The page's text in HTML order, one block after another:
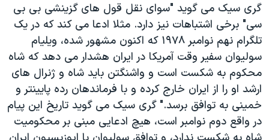
گری سیک می گوید "سوای نقل قول های گزینشی بی بی
سی" برخی اشتباهات نیز دارد. مثلا ادعا می کند که در یک
تلگرام نهم نوامبر ۱۹۷۸ که اکنون مشهور شده، ویلیام
سولیوان سفیر وقت آمریکا در ایران هشدار می دهد که شاه
محکوم به شکست است و واشنگتن باید شاه و ژنرال های
ارشد او را از ایران خارج کرده و با فرماندهان رده پایینتر و
خمینی به توافق برسد." گری سیک می گوید تاریخ این پیام
در واقع دوم نوامبر است، هیچ ادعایی مبنی بر محکومیت